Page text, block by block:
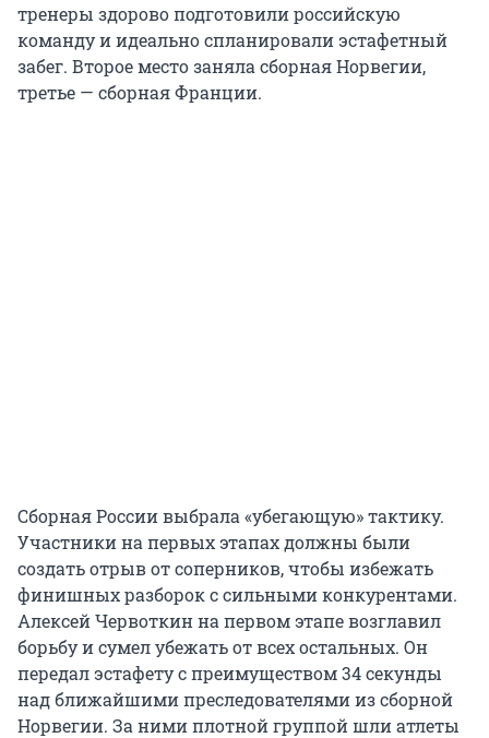
тренеры здорово подготовили российскую
команду и идеально спланировали эстафетный
забег. Второе место заняла сборная Норвегии,
третье — сборная Франции.
Сборная России выбрала «убегающую» тактику.
Участники на первых этапах должны были
создать отрыв от соперников, чтобы избежать
финишных разборок с сильными конкурентами.
Алексей Червоткин на первом этапе возглавил
борьбу и сумел убежать от всех остальных. Он
передал эстафету с преимуществом 34 секунды
над ближайшими преследователями из сборной
Норвегии. За ними плотной группой шли атлеты